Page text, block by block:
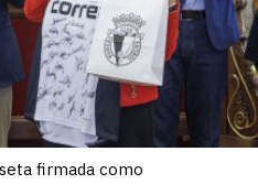
firmada como